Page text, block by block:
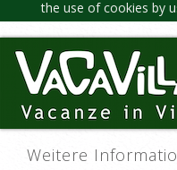
the use of cookies by
Weitere